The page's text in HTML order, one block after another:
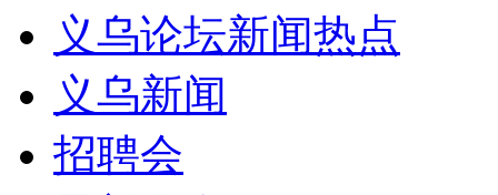
义乌论坛新闻热点
义乌新闻
招聘会